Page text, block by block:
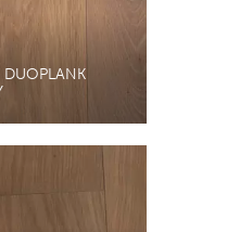
DUOPLANK